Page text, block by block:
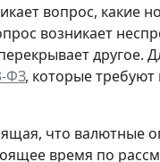
вопрос, какие
возникает
ФЗ, которые требуют
что валютные
время по